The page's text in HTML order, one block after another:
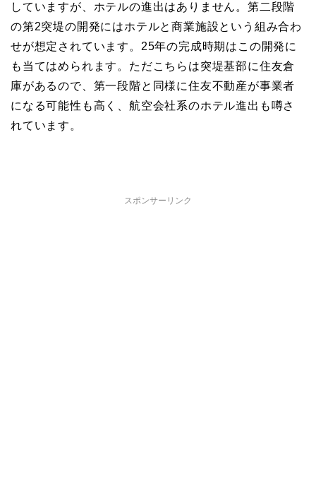
していますが、ホテルの進出はありません。第二段階
の第2突堤の開発にはホテルと商業施設という組み合わ
せが想定されています。25年の完成時期はこの開発に
も当てはめられます。ただこちらは突堤基部に住友倉
庫があるので、第一段階と同様に住友不動産が事業者
になる可能性も高く、航空会社系のホテル進出も噂さ
れています。
スポンサーリンク